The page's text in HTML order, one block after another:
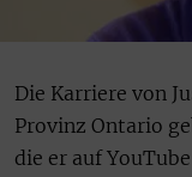
Die Karriere von
Provinz Ontario
die er auf